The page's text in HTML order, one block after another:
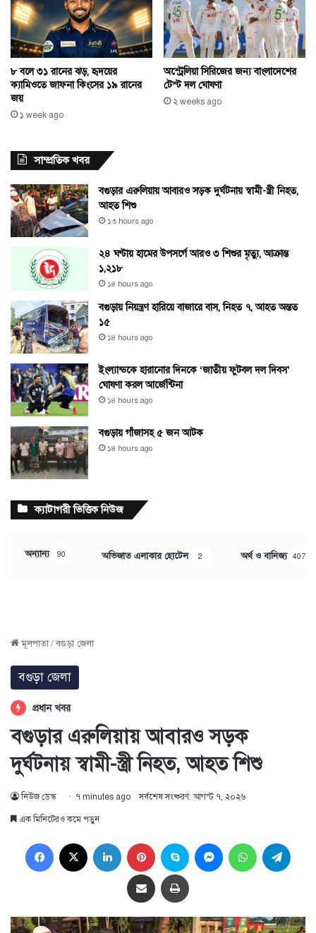
৮ বলে ৩১ রানের ঝড়, হৃদয়ের
ক্যামিওতে জাফনা কিংসের ১৯ রানের
জয়
১ week ago
অস্ট্রেলিয়া সিরিজের জন্য বাংলাদেশের
টেস্ট দল ঘোষণা
২ weeks ago
সাম্প্রতিক খবর
বগুড়ার এরুলিয়ায় আবারও সড়ক দুর্ঘটনায় স্বামী-স্ত্রী নিহত,
আহত শিশু
১৩ hours ago
২৪ ঘণ্টায় হামের উপসর্গে আরও ৩ শিশুর মৃত্যু, আক্রান্ত
১,২১৮
১৪ hours ago
বগুড়ায় নিয়ন্ত্রণ হারিয়ে বাজারে বাস, নিহত ৭, আহত অন্তত
১৫
১৪ hours ago
ইংল্যান্ডকে হারানোর দিনকে ‘জাতীয় ফুটবল দল দিবস’
ঘোষণা করল আর্জেন্টিনা
১৪ hours ago
বগুড়ায় গাঁজাসহ ৫ জন আটক
১৪ hours ago
ক্যাটাগরী ভিত্তিক নিউজ
অন্যান্য 90 অভিজাত এলাকার হোটেল 2 অর্থ ও বানিজ্য 407